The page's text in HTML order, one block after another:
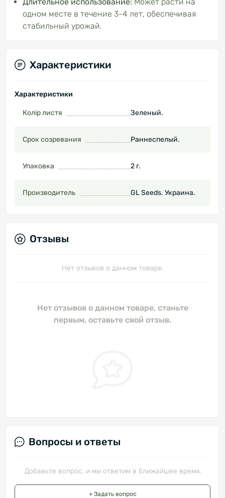
одном месте в течение 3-4 лет, обеспечивая
стабильный урожай.
Характеристики
Характеристики
Колір листя Зеленый.
Срок созревания Раннеспелый.
Упаковка 2 г.
Производитель GL Seeds. Украина.
Отзывы
Нет отзывов о данном товаре.
Нет отзывов о данном товаре, станьте
первым, оставьте свой отзыв.
Вопросы и ответы
Добавьте вопрос, и мы ответим в ближайшее время.
+ Задать вопрос